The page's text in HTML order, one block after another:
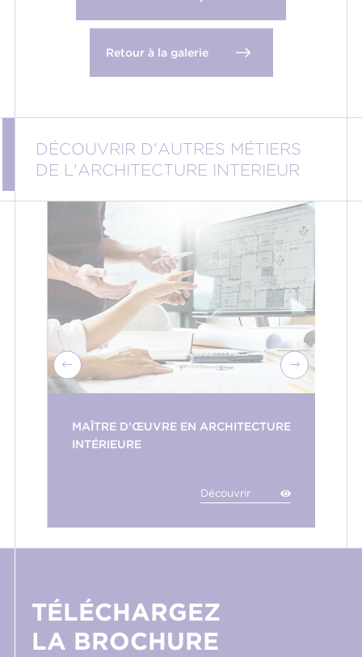
Retour à la galerie
DÉCOUVRIR D'AUTRES MÉTIERS
DE L'ARCHITECTURE INTERIEUR
MAÎTRE D’ŒUVRE EN ARCHITECTURE
INTÉRIEURE
Découvrir
TÉLÉCHARGEZ
LA BROCHURE